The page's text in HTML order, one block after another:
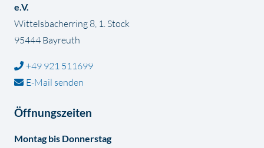
e.V.
Wittelsbacherring 8, 1. Stock
95444 Bayreuth
+49 921 511699
E-Mail senden
Öffnungszeiten
Montag bis Donnerstag